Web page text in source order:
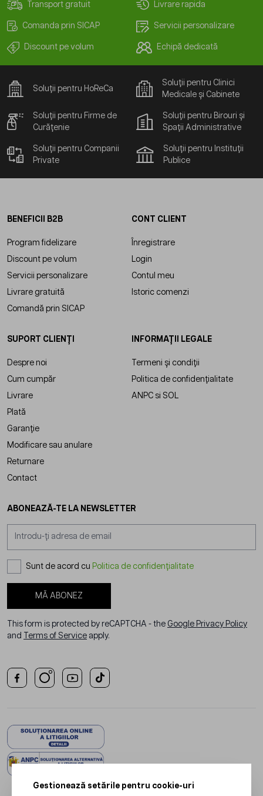
Transport gratuit Livrare rapida
Comanda prin SICAP Servicii personalizare
Discount pe volum Echipă dedicată
Soluții pentru HoReCa
Soluții pentru Clinici
Medicale și Cabinete
Soluții pentru Firme de
Curățenie
Soluții pentru Birouri și
Spații Administrative
Soluții pentru Companii
Private
Soluții pentru Instituții
Publice
BENEFICII B2B
Program fidelizare
Discount pe volum
Servicii personalizare
Livrare gratuită
Comandă prin SICAP
CONT CLIENT
Înregistrare
Login
Contul meu
Istoric comenzi
SUPORT CLIENȚI
Despre noi
Cum cumpăr
Livrare
Plată
Garanție
Modificare sau anulare
Returnare
Contact
INFORMAȚII LEGALE
Termeni și condiții
Politica de confidențialitate
ANPC si SOL
ABONEAZĂ-TE LA NEWSLETTER
Sunt de acord cu Politica de confidențialitate
MĂ ABONEZ
This form is protected by reCAPTCHA - the Google Privacy Policy
and
Terms of Service apply.
Gestionează setările pentru cookie-uri